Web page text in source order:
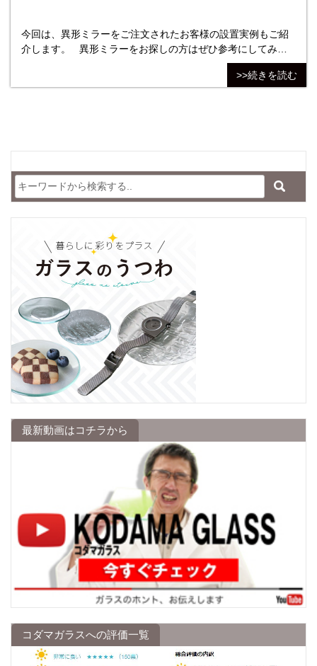
今回は、異形ミラーをご注文されたお客様の設置実例もご紹
介します。 異形ミラーをお探しの方はぜひ参考にしてみて
ください！ 異形ミラーとは、四角形以外のミラーのことで
す。 円形や楕円形、型紙から作るオリジナルの形などがござ
>>続きを読む
最新動画はコチラから
コダマガラスへの評価一覧